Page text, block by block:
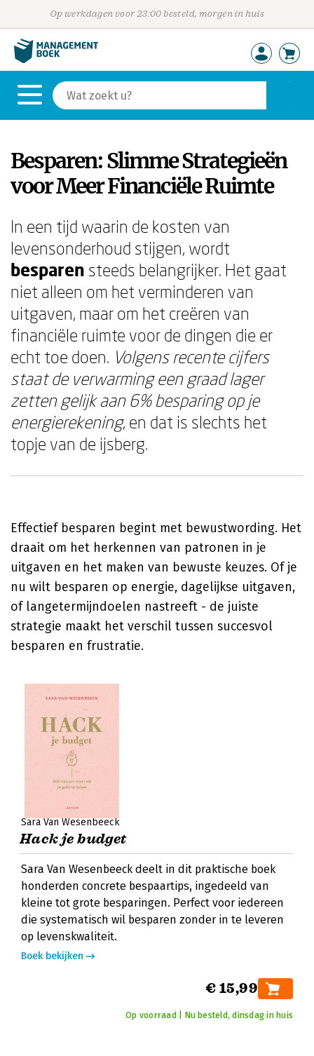
Op werkdagen voor 23:00 besteld, morgen in huis
Besparen: Slimme Strategieën
voor Meer Financiële Ruimte
In een tijd waarin de kosten van
levensonderhoud stijgen, wordt
besparen steeds belangrijker. Het gaat
niet alleen om het verminderen van
uitgaven, maar om het creëren van
financiële ruimte voor de dingen die er
echt toe doen. Volgens recente cijfers
staat de verwarming een graad lager
zetten gelijk aan 6% besparing op je
energierekening, en dat is slechts het
topje van de ijsberg.
Effectief besparen begint met bewustwording. Het
draait om het herkennen van patronen in je
uitgaven en het maken van bewuste keuzes. Of je
nu wilt besparen op energie, dagelijkse uitgaven,
of langetermijndoelen nastreeft - de juiste
strategie maakt het verschil tussen succesvol
besparen en frustratie.
Sara Van Wesenbeeck
Hack je budget
Sara Van Wesenbeeck deelt in dit praktische boek
honderden concrete bespaartips, ingedeeld van
kleine tot grote besparingen. Perfect voor iedereen
die systematisch wil besparen zonder in te leveren
op levenskwaliteit.
Boek bekijken
€ 15,99
Op voorraad | Nu besteld, dinsdag in huis